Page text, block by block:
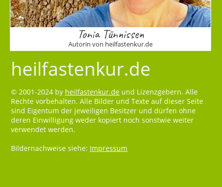
Tonia Tünnissen
Autorin von heilfastenkur.de
heilfastenkur.de
© 2001-2024 by heilfastenkur.de und Lizenzgebern. Alle
Rechte vorbehalten. Alle Bilder und Texte auf dieser Seite
sind Eigentum der jeweiligen Besitzer und dürfen ohne
deren Einwilligung weder kopiert noch sonstwie weiter
verwendet werden.
Bildernachweise siehe: Impressum